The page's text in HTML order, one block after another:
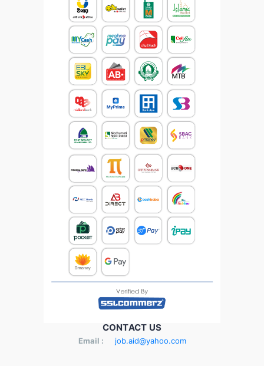
CONTACT US
Email : job.aid@yahoo.com